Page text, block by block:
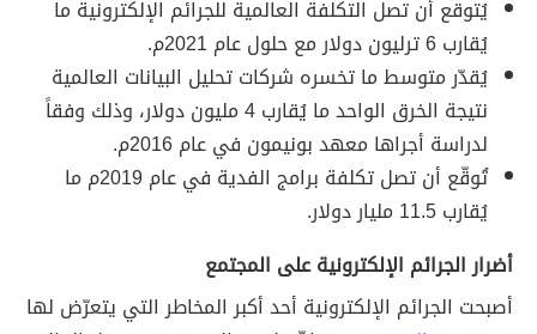
يُتوقع أن تصل التكلفة العالمية للجرائم الإلكترونية ما
يُقارب 6 ترليون دولار مع حلول عام 2021م.
يُقدّر متوسط ما تخسره شركات تحليل البيانات العالمية
نتيجة الخرق الواحد ما يُقارب 4 مليون دولار، وذلك وفقاً
لدراسة أجراها معهد بونيمون في عام 2016م.
تُوقّع أن تصل تكلفة برامج الفدية في عام 2019م ما
يُقارب 11.5 مليار دولار.
أضرار الجرائم الإلكترونية على المجتمع
أصبحت الجرائم الإلكترونية أحد أكبر المخاطر التي يتعرّض لها